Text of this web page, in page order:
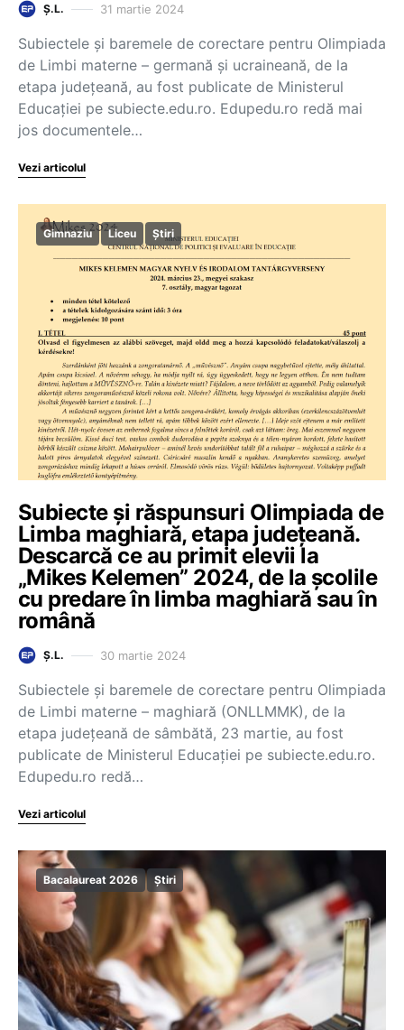
Ș.L. 31 martie 2024
Subiectele și baremele de corectare pentru Olimpiada
de Limbi materne – germană și ucraineană, de la
etapa județeană, au fost publicate de Ministerul
Educației pe subiecte.edu.ro. Edupedu.ro redă mai
jos documentele…
Vezi articolul
Gimnaziu Liceu Știri
Subiecte și răspunsuri Olimpiada de
Limba maghiară, etapa județeană.
Descarcă ce au primit elevii la
„Mikes Kelemen” 2024, de la școlile
cu predare în limba maghiară sau în
română
Ș.L. 30 martie 2024
Subiectele și baremele de corectare pentru Olimpiada
de Limbi materne – maghiară (ONLLMMK), de la
etapa județeană de sâmbătă, 23 martie, au fost
publicate de Ministerul Educației pe subiecte.edu.ro.
Edupedu.ro redă…
Vezi articolul
Bacalaureat 2026 Știri